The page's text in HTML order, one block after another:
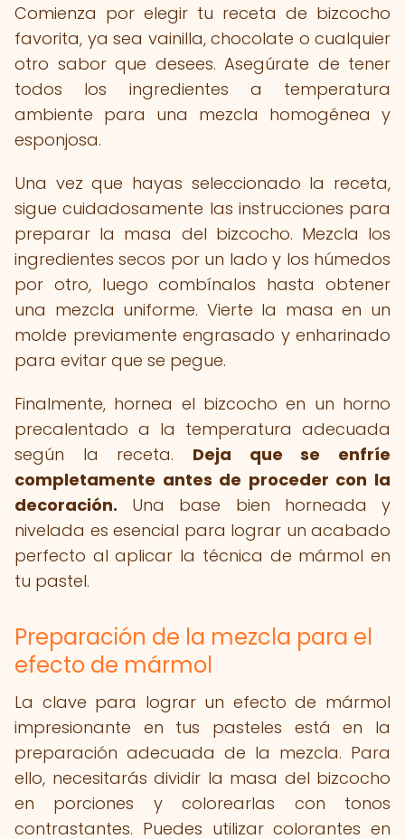
Comienza por elegir tu receta de bizcocho
favorita, ya sea vainilla, chocolate o cualquier
otro sabor que desees. Asegúrate de tener
todos los ingredientes a temperatura
ambiente para una mezcla homogénea y
esponjosa.
Una vez que hayas seleccionado la receta,
sigue cuidadosamente las instrucciones para
preparar la masa del bizcocho. Mezcla los
ingredientes secos por un lado y los húmedos
por otro, luego combínalos hasta obtener
una mezcla uniforme. Vierte la masa en un
molde previamente engrasado y enharinado
para evitar que se pegue.
Finalmente, hornea el bizcocho en un horno
precalentado a la temperatura adecuada
según la receta. Deja que se enfríe
completamente antes de proceder con la
decoración. Una base bien horneada y
nivelada es esencial para lograr un acabado
perfecto al aplicar la técnica de mármol en
tu pastel.
Preparación de la mezcla para el
efecto de mármol
La clave para lograr un efecto de mármol
impresionante en tus pasteles está en la
preparación adecuada de la mezcla. Para
ello, necesitarás dividir la masa del bizcocho
en porciones y colorearlas con tonos
contrastantes. Puedes utilizar colorantes en